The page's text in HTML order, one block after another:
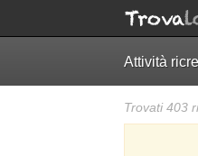
Attività
Trovati 403